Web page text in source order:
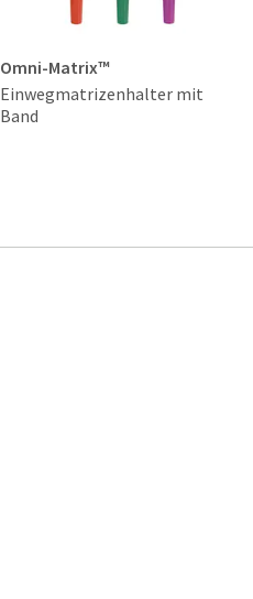
Omni-Matrix™
Einwegmatrizenhalter mit
Band